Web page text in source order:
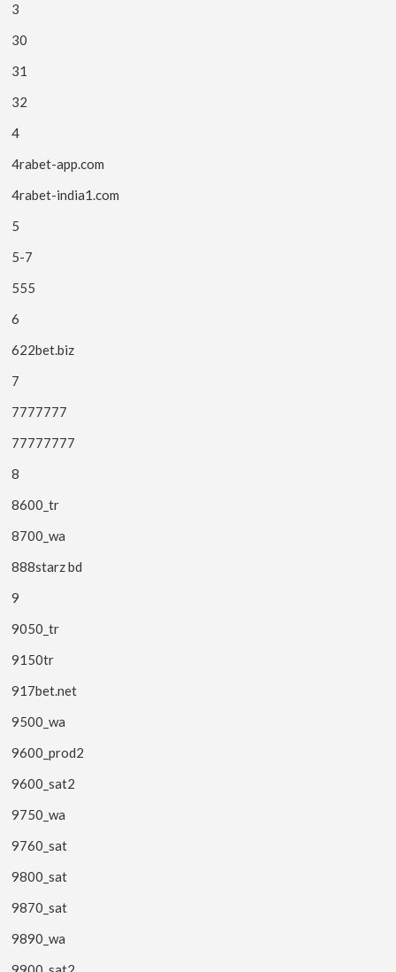
3
30
31
32
4
4rabet-app.com
4rabet-india1.com
5
5-7
555
6
622bet.biz
7
7777777
77777777
8
8600_tr
8700_wa
888starz bd
9
9050_tr
9150tr
917bet.net
9500_wa
9600_prod2
9600_sat2
9750_wa
9760_sat
9800_sat
9870_sat
9890_wa